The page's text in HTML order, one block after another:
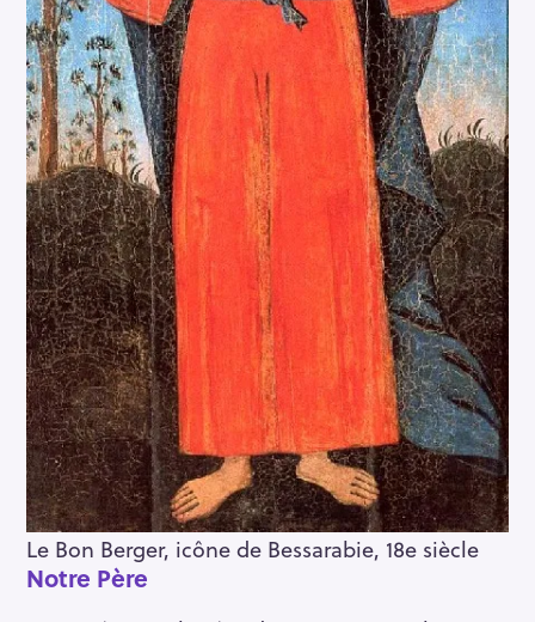
Le Bon Berger, icône de Bessarabie, 18e siècle
Notre Père